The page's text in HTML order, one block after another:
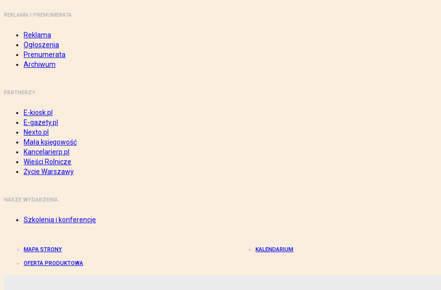
REKLAMA I PRENUMERATA
Reklama
Ogłoszenia
Prenumerata
Archiwum
PARTNERZY
E-kiosk.pl
E-gazety.pl
Nexto.pl
Mała księgowość
Kancelarierp.pl
Wieści Rolnicze
Życie Warszawy
NASZE WYDARZENIA
Szkolenia i konferencje
MAPA STRONY KALENDARIUM
OFERTA PRODUKTOWA